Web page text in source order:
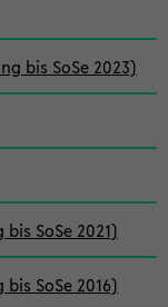
bis SoSe 2023)
SoSe 2021)
SoSe 2016)